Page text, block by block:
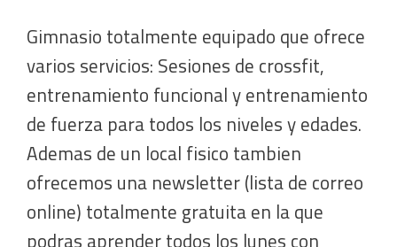
Gimnasio totalmente equipado que ofrece
varios servicios: Sesiones de crossfit,
entrenamiento funcional y entrenamiento
de fuerza para todos los niveles y edades.
Ademas de un local fisico tambien
ofrecemos una newsletter (lista de correo
online) totalmente gratuita en la que
podras aprender todos los lunes con